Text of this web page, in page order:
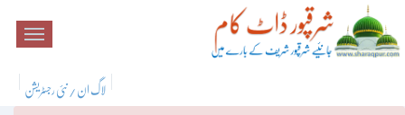
لاگ ان / نئی رجسٹریشن